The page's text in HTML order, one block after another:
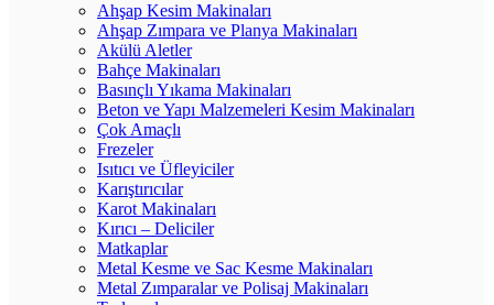
Ahşap Kesim Makinaları
Ahşap Zımpara ve Planya Makinaları
Akülü Aletler
Bahçe Makinaları
Basınçlı Yıkama Makinaları
Beton ve Yapı Malzemeleri Kesim Makinaları
Çok Amaçlı
Frezeler
Isıtıcı ve Üfleyiciler
Karıştırıcılar
Karot Makinaları
Kırıcı – Deliciler
Matkaplar
Metal Kesme ve Sac Kesme Makinaları
Metal Zımparalar ve Polisaj Makinaları